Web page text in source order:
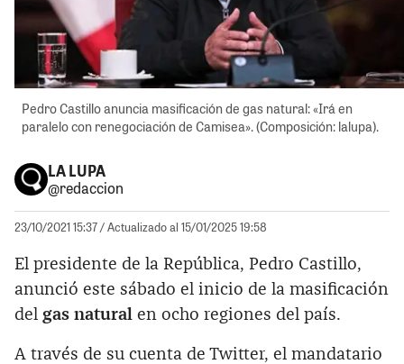
Pedro Castillo anuncia masificación de gas natural: «Irá en
paralelo con renegociación de Camisea». (Composición: lalupa).
LA LUPA
@redaccion
23/10/2021 15:37/ Actualizado al 15/01/2025 19:58
El presidente de la República, Pedro Castillo,
anunció este sábado el inicio de la masificación
del gas natural en ocho regiones del país.
A través de su cuenta de Twitter, el mandatario